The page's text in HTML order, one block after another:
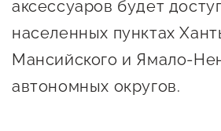
Сервисы для бизнеса
О фонде
аксессуаров будет
населенных пунктах
Мансийского и Ямало-
автономных округов.